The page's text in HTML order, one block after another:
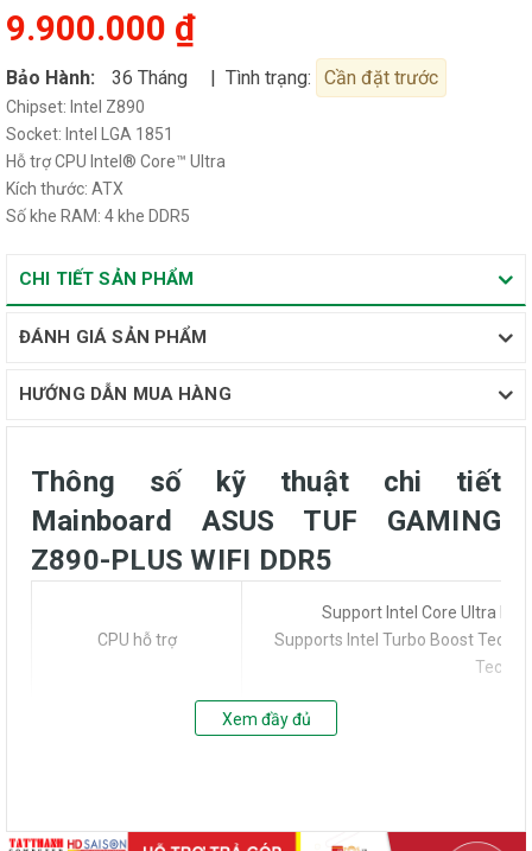
9.900.000 ₫
Bảo Hành: 36 Tháng | Tình trạng: Cần đặt trước
Chipset: Intel Z890
Socket: Intel LGA 1851
Hỗ trợ CPU Intel® Core™ Ultra
Kích thước: ATX
Số khe RAM: 4 khe DDR5
CHI TIẾT SẢN PHẨM
ĐÁNH GIÁ SẢN PHẨM
HƯỚNG DẪN MUA HÀNG
Thông số kỹ thuật chi tiết
Mainboard ASUS TUF GAMING
Z890-PLUS WIFI DDR5
CPU hỗ trợ
Support Intel Core Ultra
Supports Intel Turbo Boost
4 x DIMM slots,
Xem đầy đủ